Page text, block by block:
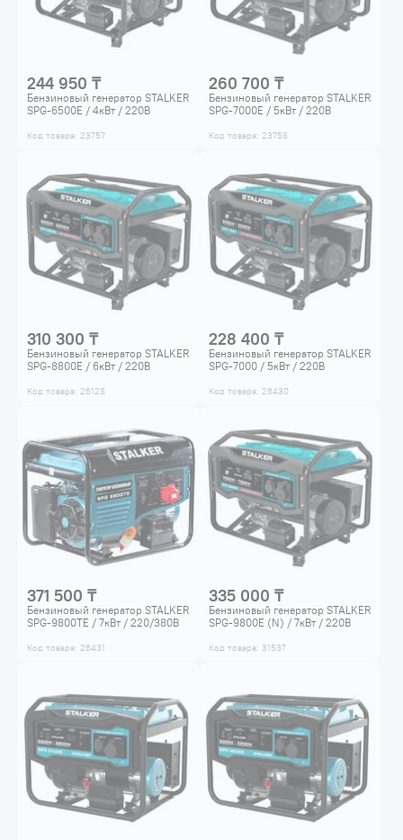
244 950 ₸
Бензиновый генератор STALKER
SPG-6500E / 4кВт / 220В
Код товара: 23757
260 700 ₸
Бензиновый генератор STALKER
SPG-7000E / 5кВт / 220В
Код товара: 23758
310 300 ₸
Бензиновый генератор STALKER
SPG-8800E / 6кВт / 220В
Код товара: 26128
228 400 ₸
Бензиновый генератор STALKER
SPG-7000 / 5кВт / 220В
Код товара: 26430
371 500 ₸
Бензиновый генератор STALKER
SPG-9800ТЕ / 7кВт / 220/380В
Код товара: 26431
335 000 ₸
Бензиновый генератор STALKER
SPG-9800E (N) / 7кВт / 220В
Код товара: 31537